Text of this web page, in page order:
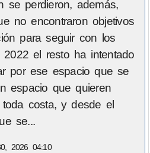
se perdieron, además,
no encontraron objetivos
para seguir con los
el resto ha intentado
por ese espacio que se
espacio que quieren
costa, y desde el
se...
2026 04:10